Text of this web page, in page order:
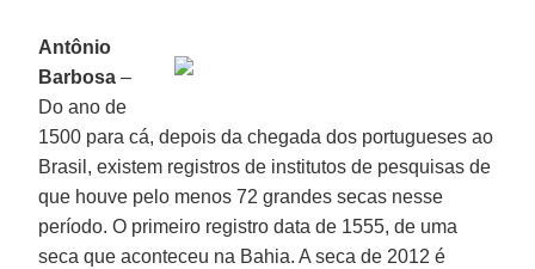
Antônio
Barbosa–
Do ano de
1500 para cá, depois da chegada dos portugueses ao
Brasil, existem registros de institutos de pesquisas de
que houve pelo menos 72 grandes secas nesse
período. O primeiro registro data de 1555, de uma
seca que aconteceu na Bahia. A seca de 2012 é